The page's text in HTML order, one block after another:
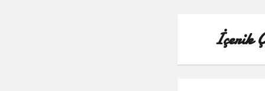
İçerik